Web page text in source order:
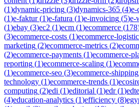
(1)dynamic-pricing (3)dynamics-365 (4)e-
(1)e-faktur(1)e-fatura (1)e-invoicing (5)e-
(1)ebay (3)ec2 (1)ecm (1)ecommerce (178
(3)ecommerce-costs (1)ecommerce-
marketing (2)ecommerce-metrics (2)
(2)ecommerce-payments (1)ecommerce-
reporting (1)ecommerce-scaling (1)
(1)ecommerce-seo (3)ecommerce-shipping
technology (1)ecommerce-trends (1)
computing (2)edi (1)editorial (1)edr(1)
(4)education-analytics (1)efficiency (8)